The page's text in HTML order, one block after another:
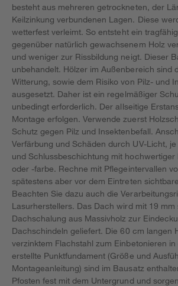
besteht aus mehreren getrockneten, der
Keilzinkung verbundenen Lagen. Diese
wetterfest verleimt. So entsteht ein
gegenüber natürlich gewachsenem Holz
und weniger zur Rissbildung neigt. Dieser
unbehandelt. Hölzer im Außenbereich sind
Witterung, sowie dem Risiko von Pilz- und
ausgesetzt. Daher ist ein regelmäßiger
unbedingt erforderlich. Der allseitige
Montage erfolgen. Verwende zuerst
Schutz gegen Pilz und Insektenbefall.
Verfärbung und Schäden durch UV-Licht,
und Schlussbeschichtung mit hochwertiger
oder -farbe. Rechne mit Pflegeintervallen
spätestens aber vor dem Eintreten
Beachten Sie dazu auch die
Lasurherstellers. Das Dach wird mit 19 mm
Dachschalung aus Massivholz zur
Dachschindeln geliefert. Die 60 cm langen
verzinktem Flachstahl zum Einbetonieren in
erstellte Punktfundament (Größe und
Montageanleitung) sind im Bausatz
Pfosten fest mit dem Untergrund und